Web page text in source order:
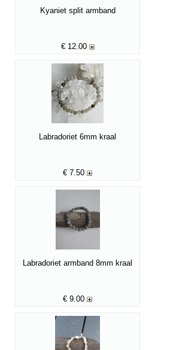
Kyaniet split armband
€ 12.00
Labradoriet 6mm kraal
€ 7.50
Labradoriet armband 8mm kraal
€ 9.00